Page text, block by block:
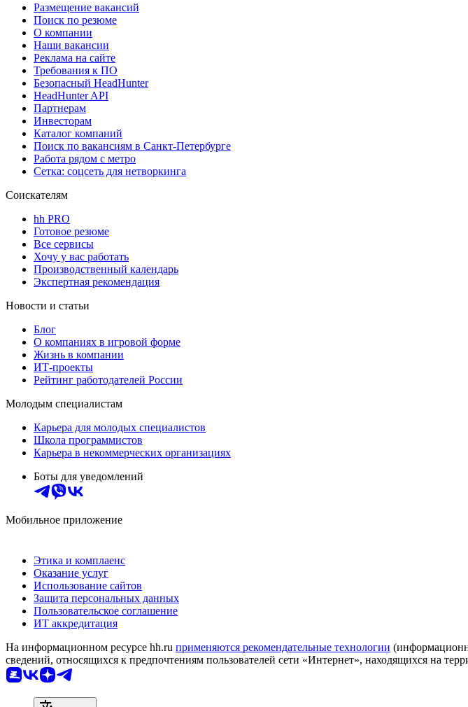
Размещение вакансий
Поиск по резюме
О компании
Наши вакансии
Реклама на сайте
Требования к ПО
Безопасный HeadHunter
HeadHunter API
Партнерам
Инвесторам
Каталог компаний
Поиск по вакансиям в Санкт-Петербурге
Работа рядом с метро
Сетка: соцсеть для нетворкинга
Соискателям
hh PRO
Готовое резюме
Все сервисы
Хочу у вас работать
Производственный календарь
Экспертная рекомендация
Новости и статьи
Блог
О компаниях в игровой форме
Жизнь в компании
ИТ-проекты
Рейтинг работодателей России
Молодым специалистам
Карьера для молодых специалистов
Школа программистов
Карьера в некоммерческих организациях
Боты для уведомлений
Мобильное приложение
Этика и комплаенс
Оказание услуг
Использование сайтов
Защита персональных данных
Пользовательское соглашение
ИТ аккредитация
На информационном ресурсе hh.ru применяются рекомендательные технологии
сведений, относящихся к предпочтениям пользователей сети «Интернет», находящихся на